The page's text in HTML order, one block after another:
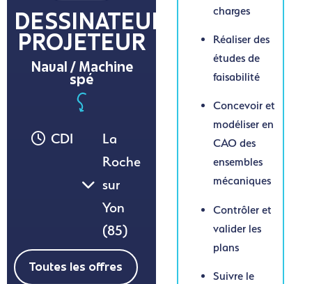
DESSINATEUR
PROJETEUR
Naval / Machine
spé
CDI
La
Roche
sur
Yon
(85)
Toutes les offres
charges
Réaliser des
études de
faisabilité
Concevoir et
modéliser en
CAO des
ensembles
mécaniques
Contrôler et
valider les
plans
Suivre le